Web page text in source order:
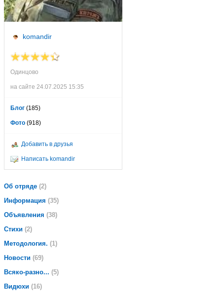
komandir
Одинцово
на сайте 24.07.2025 15:35
Блог (185)
Фото (918)
Добавить в друзья
Написать komandir
Об отряде (2)
Информация (35)
Объявления (38)
Стихи (2)
Методология. (1)
Новости (69)
Всяко-разно... (5)
Видюхи (16)